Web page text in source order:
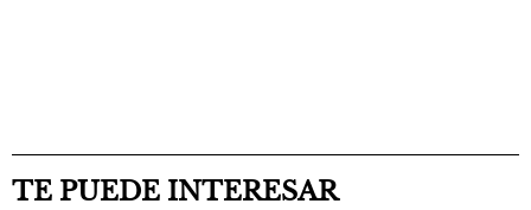
TE PUEDE INTERESAR